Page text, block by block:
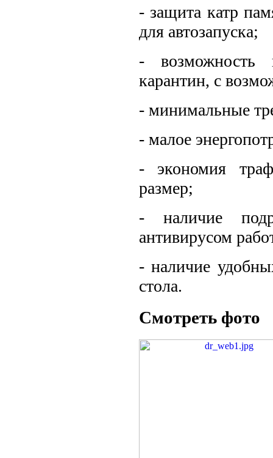
- защита катр
для автозапуска;
- возможность
карантин, с
- минимальные
- малое
- экономия
размер;
- наличие
антивирусом
- наличие
стола.
Смотреть фото